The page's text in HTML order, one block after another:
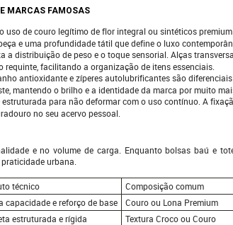
MARCAS FAMOSAS
uso de couro legítimo de flor integral ou sintéticos
e uma profundidade tátil que define o luxo
a distribuição de peso e o toque sensorial. Alças
facilitando a organização de itens essenciais.
antioxidante e zíperes autolubrificantes são
mantendo o brilho e a identidade da marca por muito
para não deformar com o uso contínuo. A
no seu acervo pessoal.
e no volume de carga. Enquanto bolsas baú e
urbana.
técnico
Composição comum
capacidade e reforço de base
Couro ou Lona Premium
estruturada e rígida
Textura Croco ou Couro